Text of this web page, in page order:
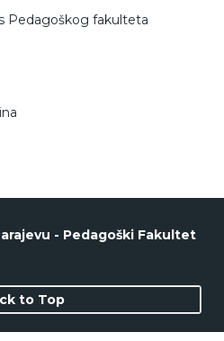
Pedagoškog fakulteta
- Pedagoški Fakultet
to Top